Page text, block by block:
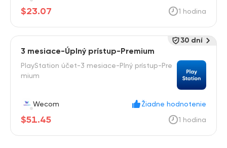
$23.07 1 hodina
3 mesiace-Úplný prístup-Premium
PlayStation účet-3 mesiace-Plný prístup-Pre
mium
Wecom Žiadne hodnotenie
$51.45 1 hodina
30 dní